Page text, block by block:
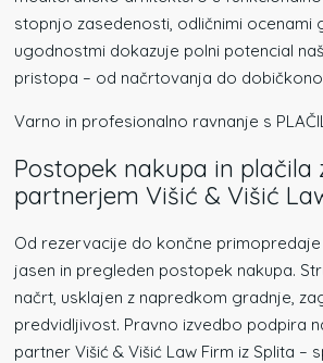
stopnjo zasedenosti, odličnimi ocenami
ugodnostmi dokazuje polni potencial
pristopa – od načrtovanja do
Varno in profesionalno ravnanje s
Postopek nakupa in plačila
partnerjem Višić & Višić
Od rezervacije do končne
jasen in pregleden postopek nakupa.
načrt, usklajen z napredkom gradnje,
predvidljivost. Pravno izvedbo podpira
partner Višić & Višić Law Firm iz Splita –